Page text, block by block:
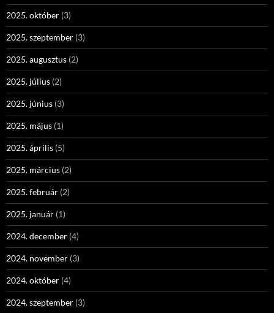
2025. október (3)
2025. szeptember (3)
2025. augusztus (2)
2025. július (2)
2025. június (3)
2025. május (1)
2025. április (5)
2025. március (2)
2025. február (2)
2025. január (1)
2024. december (4)
2024. november (3)
2024. október (4)
2024. szeptember (3)